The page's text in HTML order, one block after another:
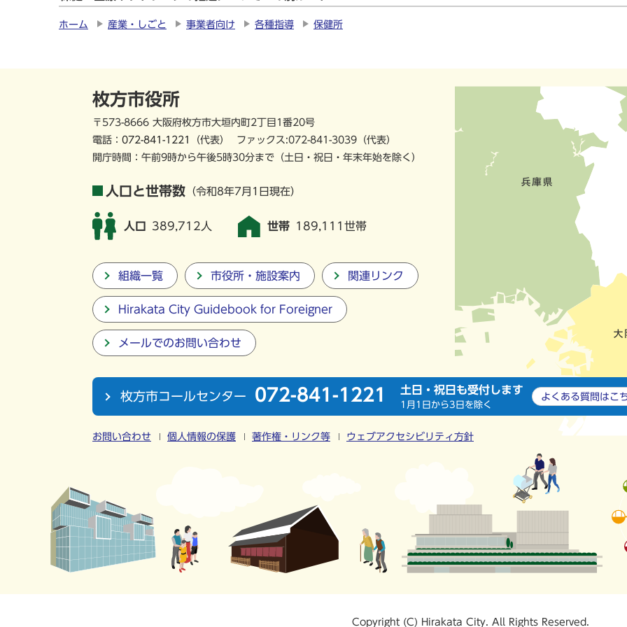
ホーム 産業・しごと 事業者向け 各種指導 保健所
枚方市役所
〒573-8666 大阪府枚方市大垣内町2丁目1番20号
電話： 072-841-1221 （代表） ファックス:072-841-3039（代表）
開庁時間：午前9時から午後5時30分まで （土日・祝日・年末年始を除く）
人口と世帯数 （令和8年7月1日現在）
人口 389,712人 世帯 189,111世帯
組織一覧 市役所・施設案内 関連リンク
Hirakata City Guidebook for Foreigner
メールでのお問い合わせ
枚方市コールセンター 072-841-1221 土日・祝日も受付します
1月1日から3日を除く
よくある質問は こ
お問い合わせ 個人情報の保護 著作権・リンク等 ウェブアクセシビリティ方針
Copyright (C) Hirakata City. All Rights Reserved.